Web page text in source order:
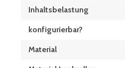
Inhaltsbelastung
konfigurierbar?
Material